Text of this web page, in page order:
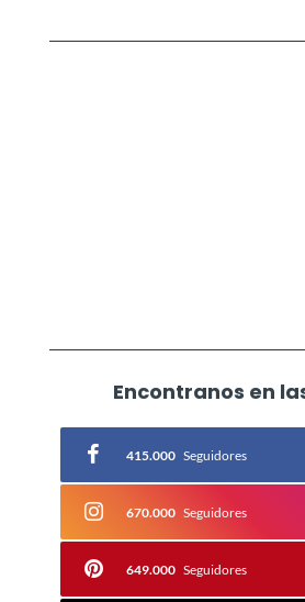
Encontranos en
415.000 Seguidores
670.000 Seguidores
649.000 Seguidores